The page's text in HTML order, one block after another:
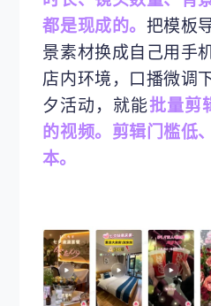
都是现成的。 把模板
景素材换成自己用手
店内环境，口播微调
夕活动，就能批量剪
的视频。剪辑门槛低
本。